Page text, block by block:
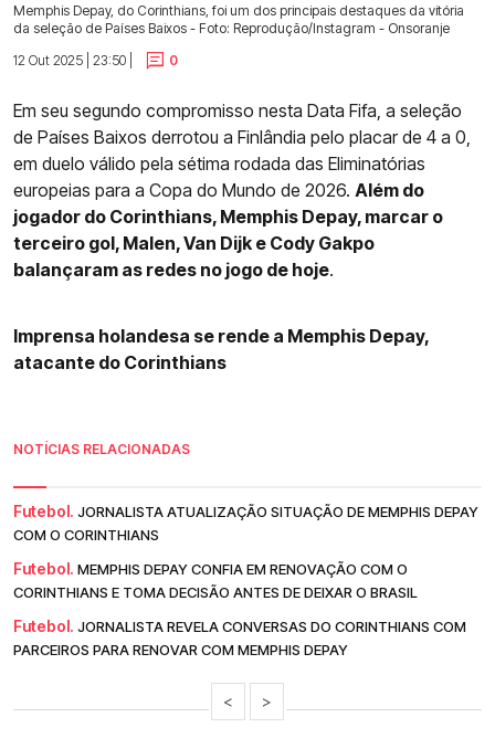
Memphis Depay, do Corinthians, foi um dos principais destaques da vitória
da seleção de Países Baixos - Foto: Reprodução/Instagram - Onsoranje
12 Out 2025 | 23:50 |
0
Em seu segundo compromisso nesta Data Fifa, a seleção
de Países Baixos derrotou a Finlândia pelo placar de 4 a 0,
em duelo válido pela sétima rodada das Eliminatórias
europeias para a Copa do Mundo de 2026. Além do
jogador do Corinthians, Memphis Depay, marcar o
terceiro gol, Malen, Van Dijk e Cody Gakpo
balançaram as redes no jogo de hoje.
Imprensa holandesa se rende a Memphis Depay,
atacante do Corinthians
NOTÍCIAS RELACIONADAS
Futebol. JORNALISTA ATUALIZAÇÃO SITUAÇÃO DE MEMPHIS DEPAY
COM O CORINTHIANS
Futebol. MEMPHIS DEPAY CONFIA EM RENOVAÇÃO COM O
CORINTHIANS E TOMA DECISÃO ANTES DE DEIXAR O BRASIL
Futebol. JORNALISTA REVELA CONVERSAS DO CORINTHIANS COM
PARCEIROS PARA RENOVAR COM MEMPHIS DEPAY
< >